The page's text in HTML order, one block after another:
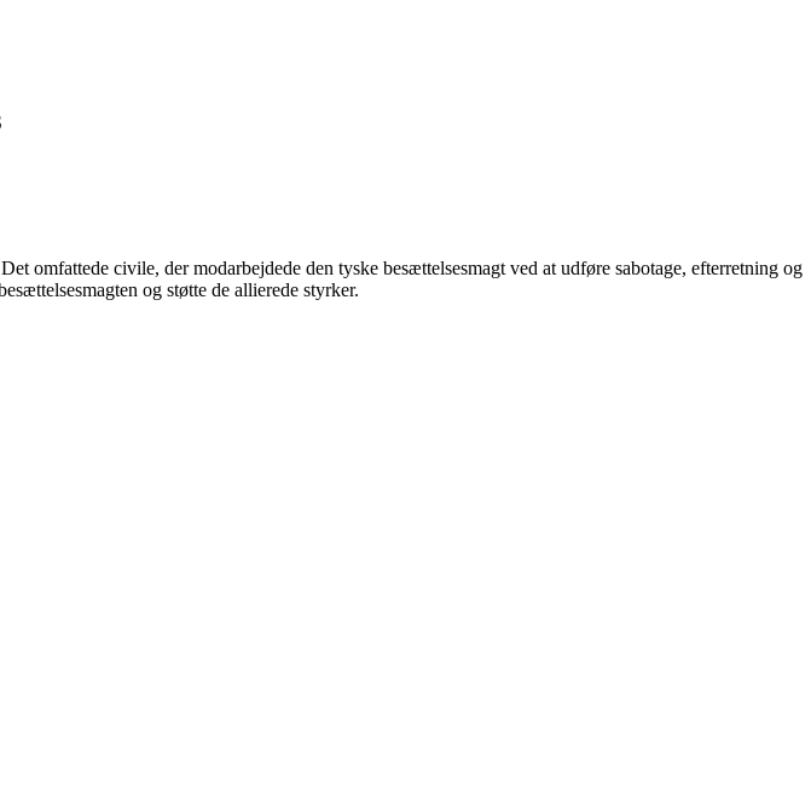
omfattede civile, der modarbejdede den tyske besættelsesmagt ved at udføre sabotage, efterretning og
og støtte de allierede styrker.